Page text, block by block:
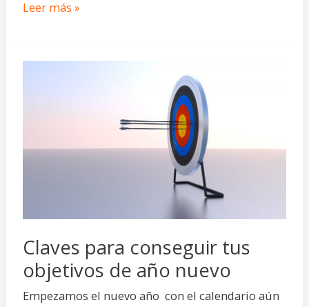
Leer más »
Claves para conseguir tus
objetivos de año nuevo
Empezamos el nuevo año con el calendario aún
objetivos
nuevo